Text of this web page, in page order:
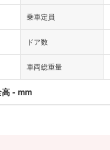
乗車定員
ドア数
車両総重量
- mm